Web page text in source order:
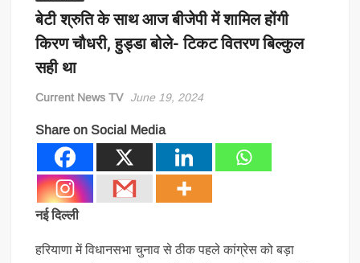
बेटी श्रुति के साथ आज बीजेपी में शामिल होंगी
किरण चौधरी, हुड्डा बोले- टिकट वितरण बिल्कुल
सही था
Current News TV June 19, 2024
Share on Social Media
नई दिल्ली
हरियाणा में विधानसभा चुनाव से ठीक पहले कांग्रेस को बड़ा